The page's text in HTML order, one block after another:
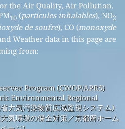
the Air Quality, Air Pollution,
10(particules inhalables), NO2
de soufre), CO (monoxyde
Weather data in this page are
from:
Program (CWOP/APRS)
Environmental Regional
大気汚染物質広域監視システム)
気環境の保全対策／京都府ホーム